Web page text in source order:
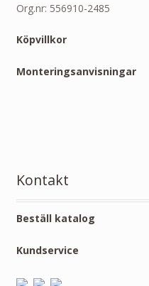
Org.nr: 556910-2485
Köpvillkor
Monteringsanvisningar
Kontakt
Beställ katalog
Kundservice